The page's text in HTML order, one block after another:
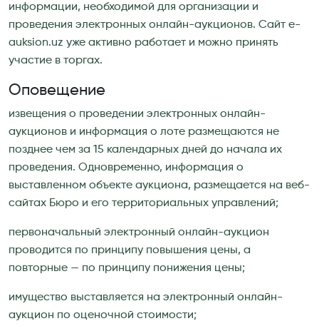
информации, необходимой для организации и
проведения электронных онлайн-аукционов. Сайт e-
auksion.uz уже активно работает и можно принять
участие в торгах.
Оповещение
извещения о проведении электронных онлайн-
аукционов и информация о лоте размещаются не
позднее чем за 15 календарных дней до начала их
проведения. Одновременно, информация о
выставленном объекте аукциона, размещается на веб-
сайтах Бюро и его территориальных управлений;
первоначальный электронный онлайн-аукцион
проводится по принципу повышения цены, а
повторные — по принципу понижения цены;
имущество выставляется на электронный онлайн-
аукцион по оценочной стоимости;